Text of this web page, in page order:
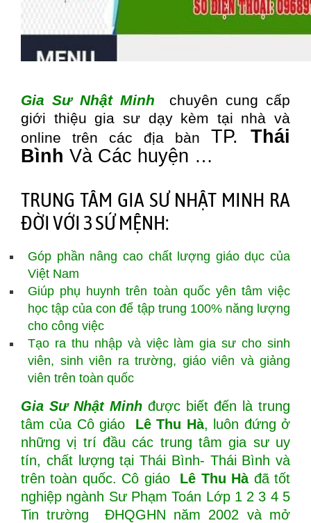
Gia Sư Nhật Minh chuyên cung cấp
giới thiệu gia sư dạy kèm tại nhà và
online trên các địa bàn TP. Thái
Bình Và Các huyện …
TRUNG TÂM GIA SƯ NHẬT MINH RA
ĐỜI VỚI 3 SỨ MỆNH:
Góp phần nâng cao chất lượng giáo dục của
Việt Nam
Giúp phụ huynh trên toàn quốc yên tâm việc
học tập của con để tập trung 100% năng lượng
cho công việc
Tạo ra thu nhập và việc làm gia sư cho sinh
viên, sinh viên ra trường, giáo viên và giảng
viên trên toàn quốc
Gia Sư Nhật Minh được biết đến là trung
tâm của Cô giáo Lê Thu Hà, luôn đứng ở
những vị trí đầu các trung tâm gia sư uy
tín, chất lượng tại Thái Bình- Thái Bình và
trên toàn quốc. Cô giáo Lê Thu Hàđã tốt
nghiệp ngành Sư Phạm Toán Lớp 1 2 3 4 5
Tin trường ĐHQGHN năm 2002 và mở